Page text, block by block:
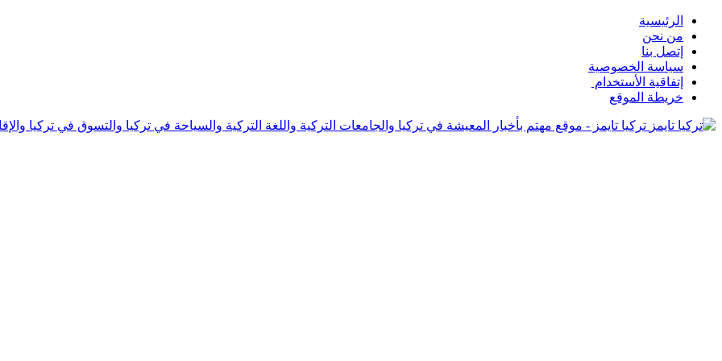
الرئيسية
من نحن
إتصل بنا
سياسة الخصوصية
إتفاقية الأستخدام
خريطة الموقع
تركيا تايمز - موقع مهتم بأخبار المعيشة في تركيا والجامعات التركية واللغة التركية والسياحة في تركيا والتسوق في تركيا